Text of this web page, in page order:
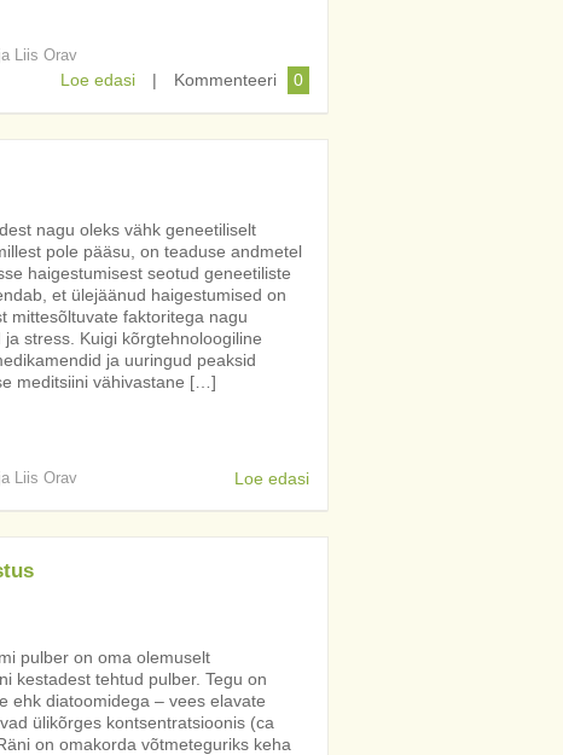
Liis Orav
Loe edasi | Kommenteeri 0
nagu oleks vähk geneetiliselt
pole pääsu, on teaduse andmetel
haigestumisest seotud geneetiliste
et ülejäänud haigestumised on
mittesõltuvate faktoritega nagu
stress. Kuigi kõrgtehnoloogiline
ja uuringud peaksid
meditsiini vähivastane […]
Liis Orav Loe edasi
pulber on oma olemuselt
kestadest tehtud pulber. Tegu on
ehk diatoomidega – vees elavate
ülikõrges kontsentratsioonis (ca
on omakorda võtmeteguriks keha